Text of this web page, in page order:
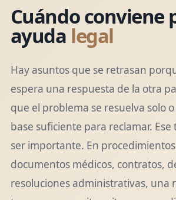
Cuándo conviene
ayuda legal
Hay asuntos que se retrasan
espera una respuesta de la otra
que el problema se resuelva solo
base suficiente para reclamar.
ser importante. En
documentos médicos, contratos,
resoluciones administrativas, una